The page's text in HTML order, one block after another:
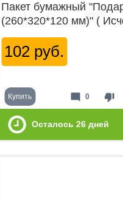
Пакет бумажный
(260*320*120 мм)" (
102 руб.
Купить thumb_down
mode_comment 0
Осталось 26 дней